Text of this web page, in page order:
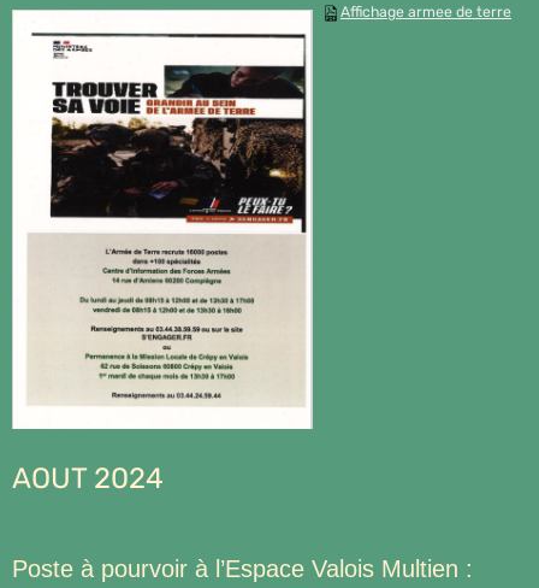
Affichage armee de terre
AOUT 2024
Poste à pourvoir à l’Espace Valois Multien :